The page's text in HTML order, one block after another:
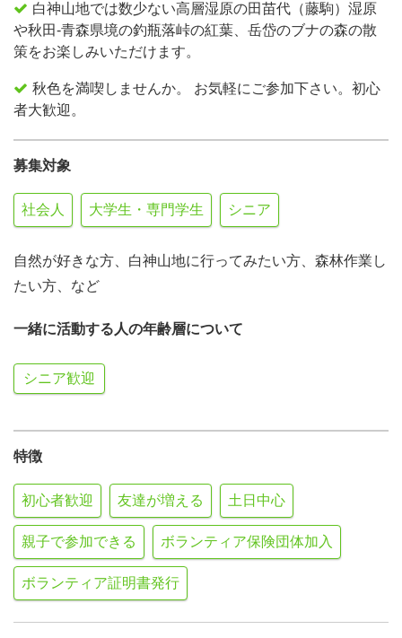
白神山地では数少ない高層湿原の田苗代（藤駒）湿原
や秋田-青森県境の釣瓶落峠の紅葉、岳岱のブナの森の散
策をお楽しみいただけます。
秋色を満喫しませんか。 お気軽にご参加下さい。初心
者大歓迎。
募集対象
社会人 大学生・専門学生 シニア
自然が好きな方、白神山地に行ってみたい方、森林作業し
たい方、など
一緒に活動する人の年齢層について
シニア歓迎
特徴
初心者歓迎 友達が増える 土日中心
親子で参加できる ボランティア保険団体加入
ボランティア証明書発行